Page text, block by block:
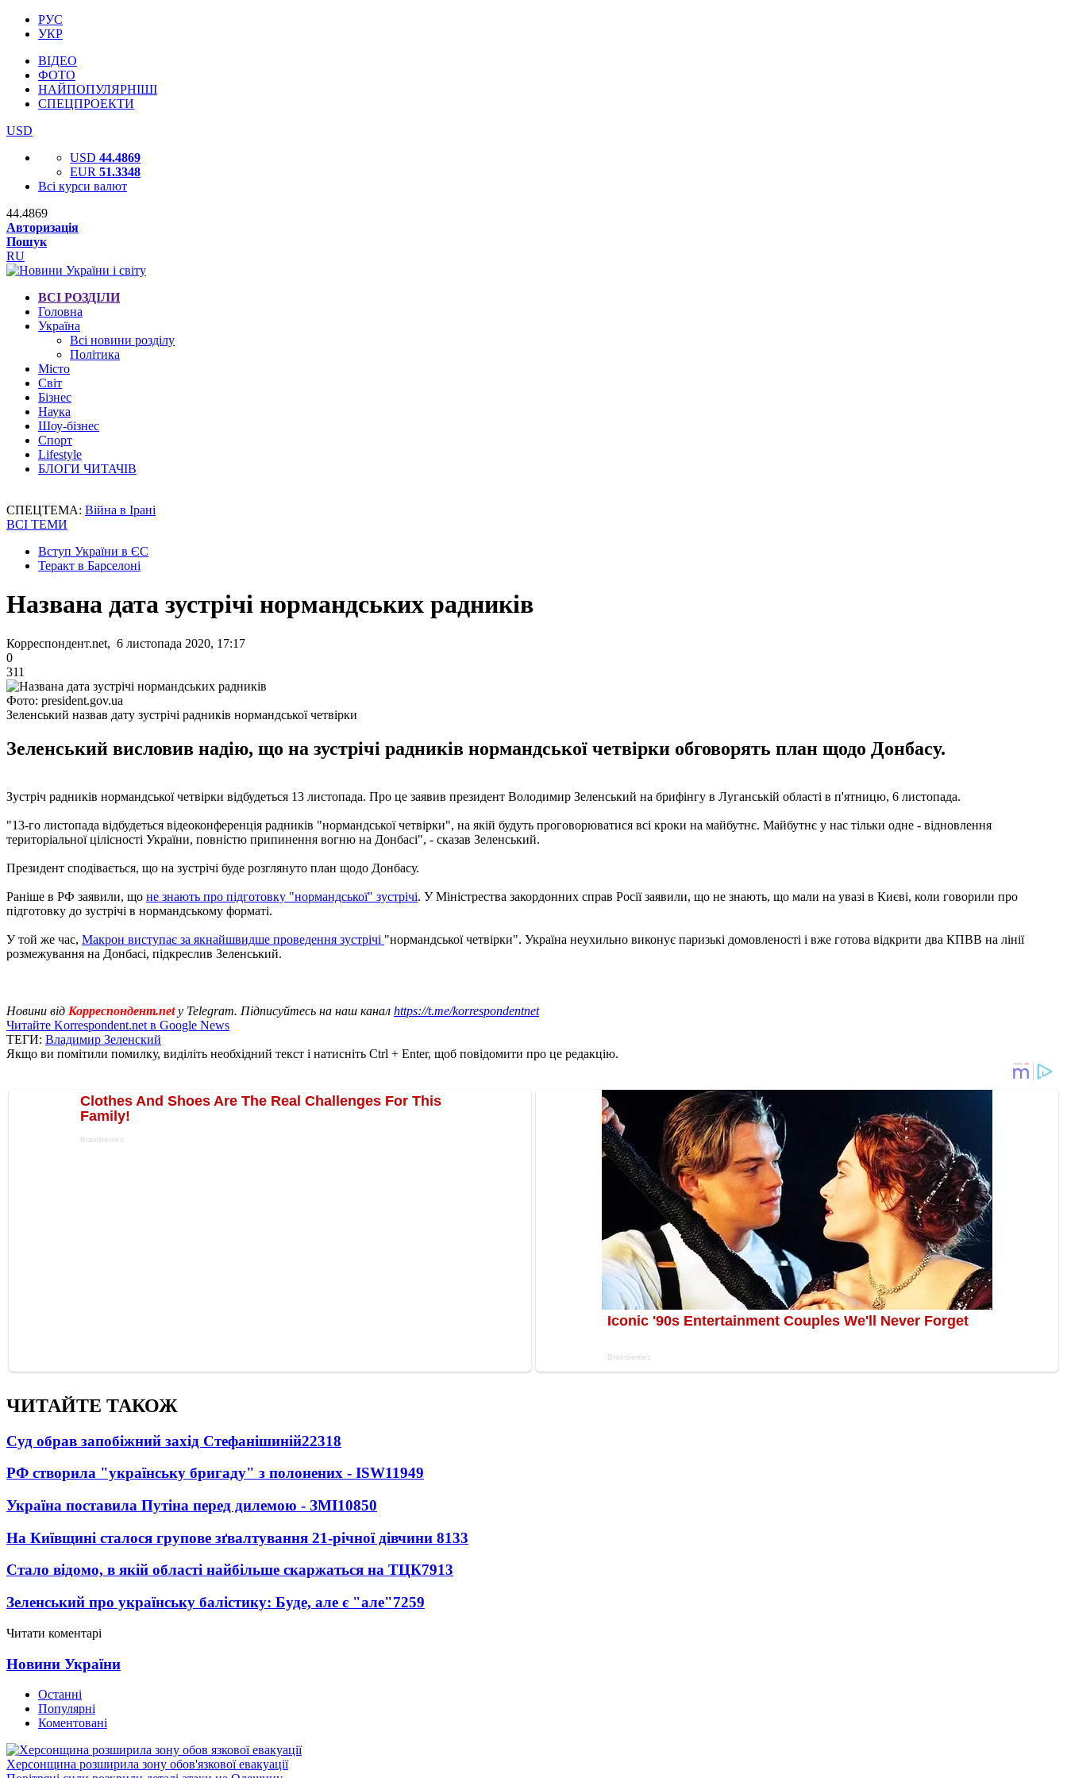
РУС
УКР
ВІДЕО
ФОТО
НАЙПОПУЛЯРНІШІ
СПЕЦПРОЕКТИ
USD
USD 44.4869
EUR 51.3348
Всі курси валют
44.4869
Авторизація
Пошук
RU
ВСІ РОЗДІЛИ
Головна
Україна
Всі новини розділу
Політика
Місто
Світ
Бізнес
Наука
Шоу-бізнес
Спорт
Lifestyle
БЛОГИ ЧИТАЧІВ
СПЕЦТЕМА: Війна в Ірані
ВСІ ТЕМИ
Вступ України в ЄС
Теракт в Барселоні
Названа дата зустрічі нормандських радників
Корреспондент.net, 6 листопада 2020, 17:17
0
311
Фото: president.gov.ua
Зеленський назвав дату зустрічі радників нормандської четвірки
Зеленський висловив надію, що на зустрічі радників нормандської четвірки обговорять план щодо Донбасу.
Зустріч радників нормандської четвірки відбудеться 13 листопада. Про це заявив президент Володимир Зеленський на брифінгу в Луганській області в п'ятницю, 6 листопада.
"13-го листопада відбудеться відеоконференція радників "нормандської четвірки", на якій будуть проговорюватися всі кроки на майбутнє. Майбутнє у нас тільки одне - відновлення
територіальної цілісності України, повністю припинення вогню на Донбасі", - сказав Зеленський.
Президент сподівається, що на зустрічі буде розглянуто план щодо Донбасу.
Раніше в РФ заявили, що не знають про підготовку "нормандської" зустрічі. У Міністрества закордонних справ Росії заявили, що не знають, що мали на увазі в Києві, коли говорили про
підготовку до зустрічі в нормандському форматі.
У той же час, Макрон виступає за якнайшвидше проведення зустрічі "нормандської четвірки". Україна неухильно виконує паризькі домовленості і вже готова відкрити два КПВВ на лінії
розмежування на Донбасі, підкреслив Зеленський.
Новини від Корреспондент.netу Telegram. Підписуйтесь на наш канал https://t.me/korrespondentnet
Читайте Korrespondent.net в Google News
ТЕГИ: Владимир Зеленский
Якщо ви помітили помилку, виділіть необхідний текст і натисніть Ctrl + Enter, щоб повідомити про це редакцію.
ЧИТАЙТЕ ТАКОЖ
Суд обрав запобіжний захід Стефанішиній22318
РФ створила "українську бригаду" з полонених - ISW11949
Україна поставила Путіна перед дилемою - ЗМІ10850
На Київщині сталося групове зґвалтування 21-річної дівчини 8133
Стало відомо, в якій області найбільше скаржаться на ТЦК7913
Зеленський про українську балістику: Буде, але є "але"7259
Читати коментарі
Новини України
Останні
Популярні
Коментовані
Херсонщина розширила зону обов'язкової евакуації